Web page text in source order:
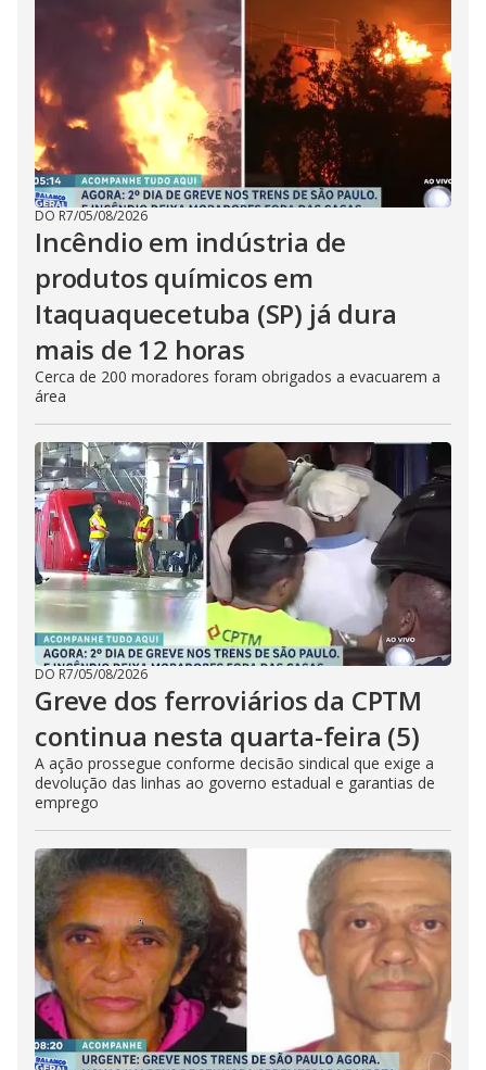
DO R7/05/08/2026
Incêndio em indústria de
produtos químicos em
Itaquaquecetuba (SP) já dura
mais de 12 horas
Cerca de 200 moradores foram obrigados a evacuarem a
área
DO R7/05/08/2026
Greve dos ferroviários da CPTM
continua nesta quarta-feira (5)
A ação prossegue conforme decisão sindical que exige a
devolução das linhas ao governo estadual e garantias de
emprego